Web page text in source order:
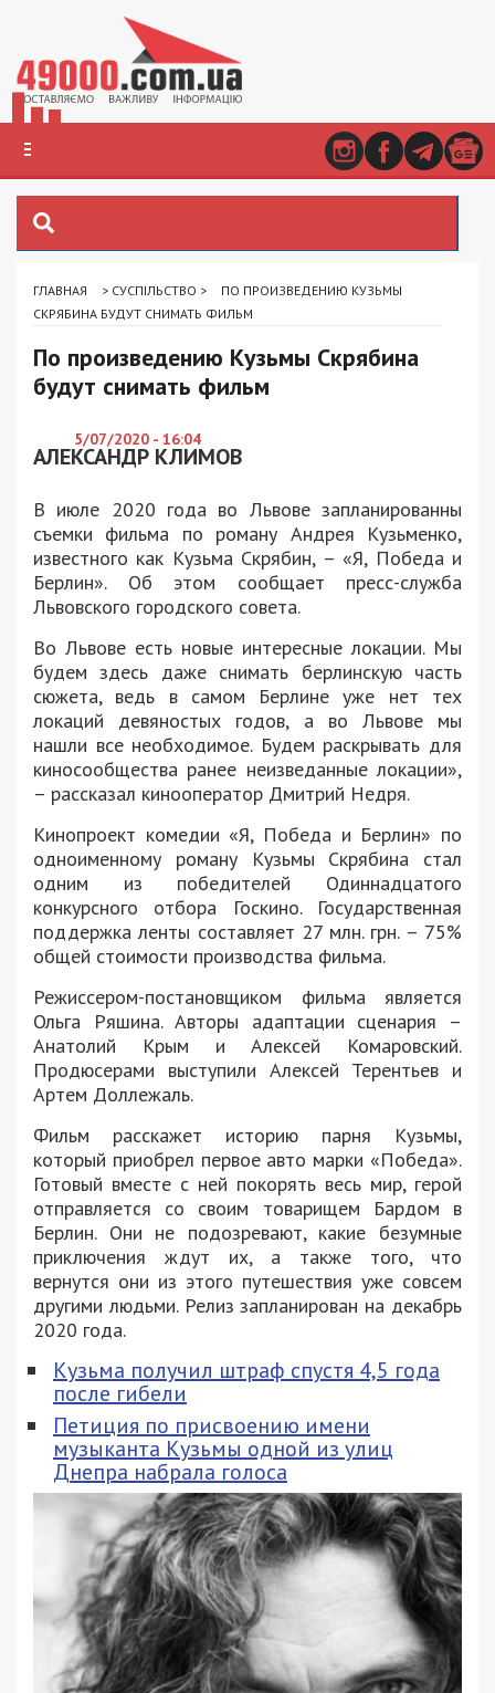
ГЛАВНАЯ > СУСПІЛЬСТВО >
ПО ПРОИЗВЕДЕНИЮ КУЗЬМЫ
СКРЯБИНА БУДУТ СНИМАТЬ ФИЛЬМ
По произведению Кузьмы Скрябина
будут снимать фильм
5/07/2020 - 16:04
АЛЕКСАНДР КЛИМОВ
В июле 2020 года во Львове запланированны
съемки фильма по роману Андрея Кузьменко,
известного как Кузьма Скрябин, – «Я, Победа и
Берлин». Об этом сообщает пресс-служба
Львовского городского совета.
Во Львове есть новые интересные локации. Мы
будем здесь даже снимать берлинскую часть
сюжета, ведь в самом Берлине уже нет тех
локаций девяностых годов, а во Львове мы
нашли все необходимое. Будем раскрывать для
киносообщества ранее неизведанные локации»,
– рассказал кинооператор Дмитрий Недря.
Кинопроект комедии «Я, Победа и Берлин» по
одноименному роману Кузьмы Скрябина стал
одним из победителей Одиннадцатого
конкурсного отбора Госкино. Государственная
поддержка ленты составляет 27 млн. грн. – 75%
общей стоимости производства фильма.
Режиссером-постановщиком фильма является
Ольга Ряшина. Авторы адаптации сценария –
Анатолий Крым и Алексей Комаровский.
Продюсерами выступили Алексей Терентьев и
Артем Доллежаль.
Фильм расскажет историю парня Кузьмы,
который приобрел первое авто марки «Победа».
Готовый вместе с ней покорять весь мир, герой
отправляется со своим товарищем Бардом в
Берлин. Они не подозревают, какие безумные
приключения ждут их, а также того, что
вернутся они из этого путешествия уже совсем
другими людьми. Релиз запланирован на декабрь
2020 года.
Кузьма получил штраф спустя 4,5 года
после гибели
Петиция по присвоению имени
музыканта Кузьмы одной из улиц
Днепра набрала голоса